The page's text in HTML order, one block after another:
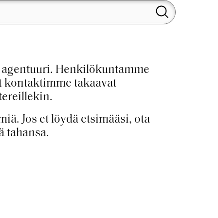
Henkilökuntamme
kontaktimme takaavat
Jos et löydä etsimääsi, ota
tahansa.